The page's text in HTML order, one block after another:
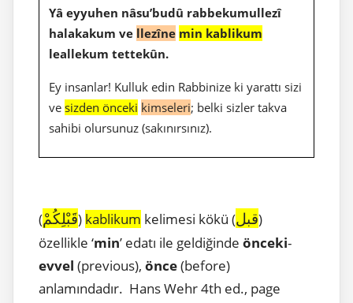
Yâ eyyuhen nâsu’budû rabbekumullezî
halakakum ve llezîne min kablikum
leallekum tettekûn.
Ey insanlar! Kulluk edin Rabbinize ki yarattı sizi
ve sizden önceki kimseleri; belki sizler takva
sahibi olursunuz (sakınırsınız).
(قَبْلِكُمْ) kablikum kelimesi kökü (قبل)
özellikle ‘min’ edatı ile geldiğinde önceki-
evvel (previous), önce(before)
anlamındadır. Hans Wehr 4th ed., page